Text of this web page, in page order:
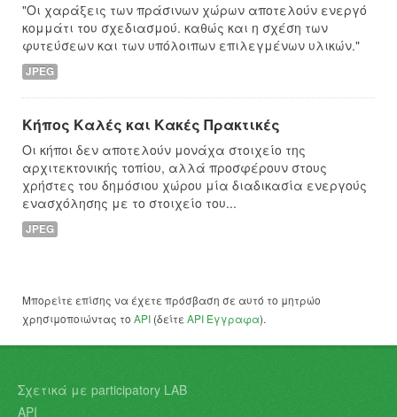
"Οι χαράξεις των πράσινων χώρων αποτελούν ενεργό
κομμάτι του σχεδιασμού. καθώς και η σχέση των
φυτεύσεων και των υπόλοιπων επιλεγμένων υλικών."
JPEG
Κήπος Καλές και Κακές Πρακτικές
Οι κήποι δεν αποτελούν μονάχα στοιχείο της
αρχιτεκτονικής τοπίου, αλλά προσφέρουν στους
χρήστες του δημόσιου χώρου μία διαδικασία ενεργούς
ενασχόλησης με το στοιχείο του...
JPEG
Μπορείτε επίσης να έχετε πρόσβαση σε αυτό το μητρώο
χρησιμοποιώντας το API (δείτε API Έγγραφα).
Σχετικά με participatory LAB
API